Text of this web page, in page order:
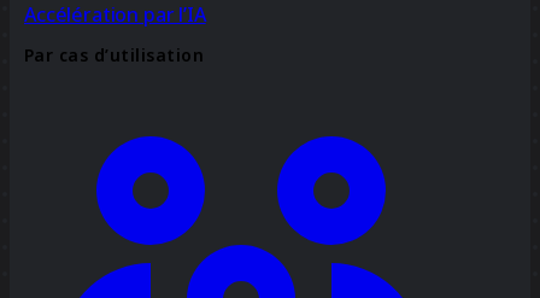
Accélération par l’IA
Par cas d’utilisation